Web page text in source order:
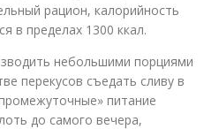
рацион, калорийность
в пределах 1300 ккал.
небольшими порциями
перекусов съедать сливу в
питание
до самого вечера,